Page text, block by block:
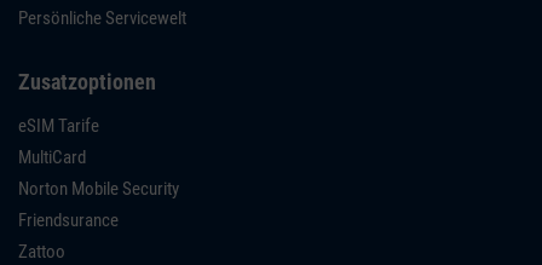
Persönliche Servicewelt
Zusatzoptionen
eSIM Tarife
MultiCard
Norton Mobile Security
Friendsurance
Zattoo